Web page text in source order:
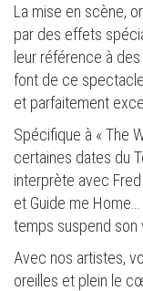
La mise en scène,
par des effets
leur référence à
font de ce
et parfaitement
Spécifique à « The
certaines dates du
interprète avec
et Guide me
temps suspend son
Avec nos artistes,
oreilles et plein le